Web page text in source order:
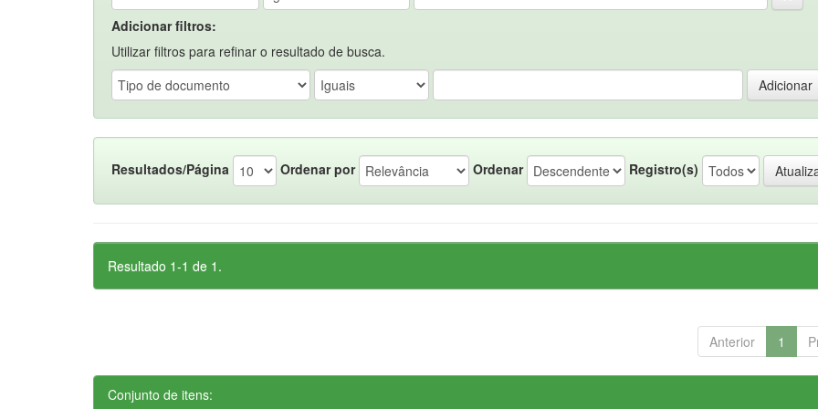
Adicionar filtros:
Utilizar filtros para refinar o resultado de busca.
Resultados/Página Ordenar por Ordenar Registro(s)
Resultado 1-1 de 1.
Anterior 1
Conjunto de itens: